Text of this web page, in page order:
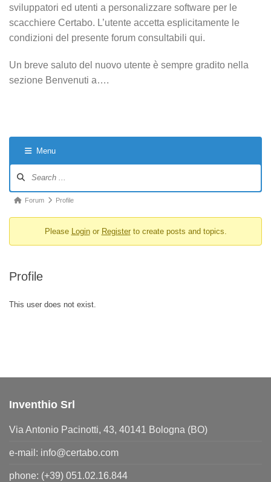
sviluppatori ed utenti a personalizzare software per le
scacchiere Certabo. L’utente accetta esplicitamente le
condizioni del presente forum consultabili qui.
Un breve saluto del nuovo utente è sempre gradito nella
sezione Benvenuti a….
Menu
Navigation
Forum
You
here:
Forum Profile
Please Loginor Registerto create posts and topics.
Profile
This user does not exist.
Inventhio Srl
Via Antonio Pacinotti, 43, 40141 Bologna (BO)
e-mail: info@certabo.com
phone: (+39) 051.02.16.844